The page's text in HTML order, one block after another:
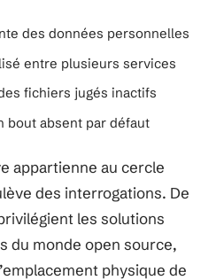
des données personnelles
entre plusieurs services
fichiers jugés inactifs
bout absent par défaut
appartienne au cercle
des interrogations. De
les solutions
du monde open source,
physique de